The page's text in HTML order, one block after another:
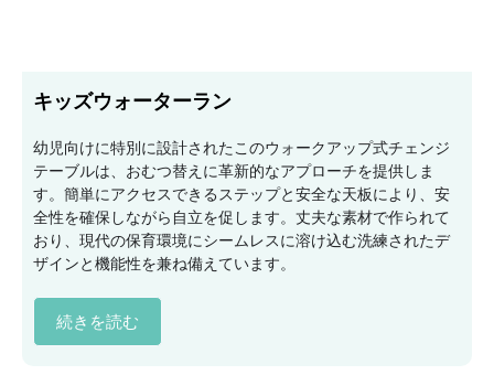
キッズウォーターラン
幼児向けに特別に設計されたこのウォークアップ式チェンジ
テーブルは、おむつ替えに革新的なアプローチを提供しま
す。簡単にアクセスできるステップと安全な天板により、安
全性を確保しながら自立を促します。丈夫な素材で作られて
おり、現代の保育環境にシームレスに溶け込む洗練されたデ
ザインと機能性を兼ね備えています。
続きを読む